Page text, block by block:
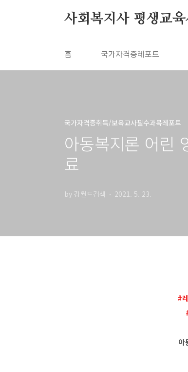
사회복지사 평생교
홈 국가자격증레포트
국가자격증취득/보육교사필수과목레포트
아동복지론 어린
료
by 강월드검색 2021. 5. 23.
#
아